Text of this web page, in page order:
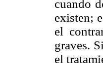
cuando
existen;
el
graves.
el